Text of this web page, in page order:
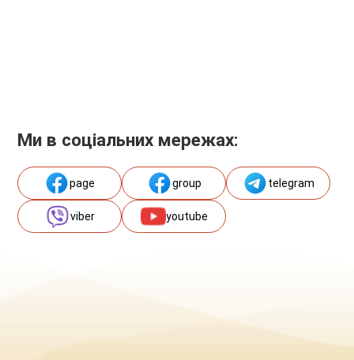
Ми в соціальних мережах:
page group telegram
viber youtube